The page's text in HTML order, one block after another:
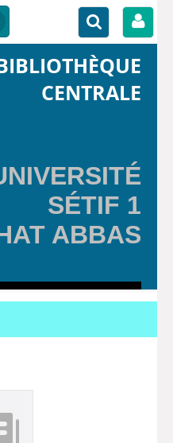
CENTRALE
SÉTIF 1
ABBAS